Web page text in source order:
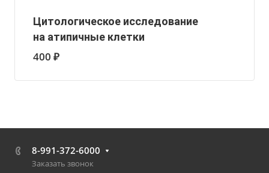
Цитологическое исследование
на атипичные клетки
400 ₽
8-991-372-6000
Заказать звонок